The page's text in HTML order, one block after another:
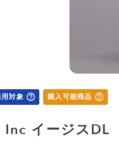
対象 購入可能商品
イージスDL